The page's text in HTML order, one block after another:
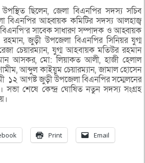
ছিলেন, জেলা বিএনপির সদস্য সচিব
বিএনপির আহ্বায়ক কমিটির সদস্য আলহাজ্ব
বিএনপি’র সাবেক সাধারণ সম্পাদক ও আহ্বায়ক
জুড়ী উপজেলা বিএনপির সিনিয়র যুগ্ম
চেয়ারম্যান, যুগ্ম আহবায়ক মতিউর রহমান
আসকর, মো: লিয়াকত আলী, হাজী হেলাল
আব্দুল কাইয়ুম চেয়ারম্যান, জামাল হোসেন
১২ আগষ্ট জুড়ী উপজেলা বিএনপির সম্মেলনের
সভা শেষে কেন্দ্র ঘোষিত নতুন সদস্য সংগ্রহ
Print Email